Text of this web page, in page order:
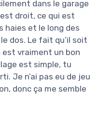
dans le garage
est droit, ce qui est
haies et le long des
dos. Le fait qu’il soit
est vraiment un bon
est simple, tu
Je n’ai pas eu de jeu
donc ça me semble